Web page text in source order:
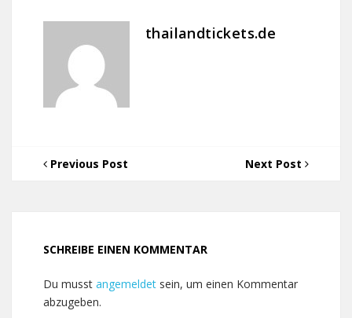
thailandtickets.de
Previous Post Next Post
SCHREIBE EINEN KOMMENTAR
Du musst angemeldet sein, um einen Kommentar
abzugeben.